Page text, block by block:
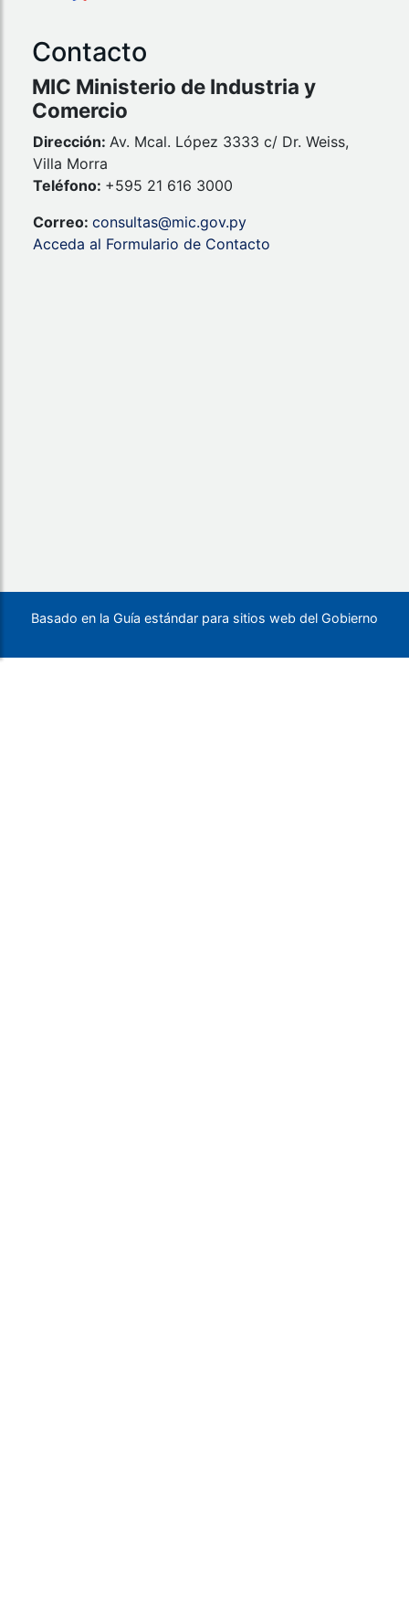
Contacto
MIC Ministerio de Industria y
Comercio
Dirección: Av. Mcal. López 3333 c/ Dr. Weiss,
Villa Morra
Teléfono: +595 21 616 3000
Correo: consultas@mic.gov.py
Acceda al Formulario de Contacto
Basado en la Guía estándar para sitios web del Gobierno